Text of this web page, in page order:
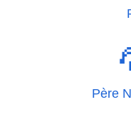
Père